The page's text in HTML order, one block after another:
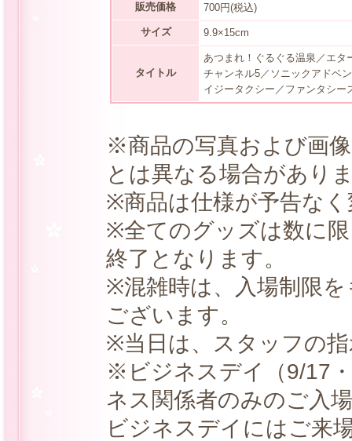
販売価格 700円(税込)
サイズ 9.9×15cm
タイトル
あつまれ！ぐるぐる温泉／エタ
チャンネル5／ソニックアドベ
イジータクシー／ファンタシ
※商品の写真および画
とは異なる場合があり
※商品は仕様が予告な
※全てのグッズは数に
終了となります。
※混雑時は、入場制限
ございます。
※当日は、スタッフの
※ビジネスデイ（9/17
ネス関係者のみのご入
ビジネスデイにはご来